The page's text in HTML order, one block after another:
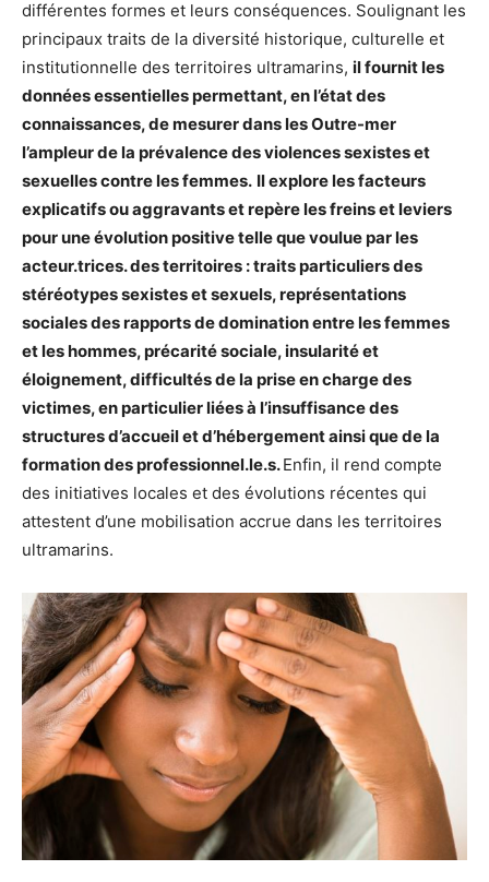
différentes formes et leurs conséquences. Soulignant les
principaux traits de la diversité historique, culturelle et
institutionnelle des territoires ultramarins, il fournit les
données essentielles permettant, en l’état des
connaissances, de mesurer dans les Outre-mer
l’ampleur de la prévalence des violences sexistes et
sexuelles contre les femmes. Il explore les facteurs
explicatifs ou aggravants et repère les freins et leviers
pour une évolution positive telle que voulue par les
acteur.trices. des territoires : traits particuliers des
stéréotypes sexistes et sexuels, représentations
sociales des rapports de domination entre les femmes
et les hommes, précarité sociale, insularité et
éloignement, difficultés de la prise en charge des
victimes, en particulier liées à l’insuffisance des
structures d’accueil et d’hébergement ainsi que de la
formation des professionnel.le.s.Enfin, il rend compte
des initiatives locales et des évolutions récentes qui
attestent d’une mobilisation accrue dans les territoires
ultramarins.